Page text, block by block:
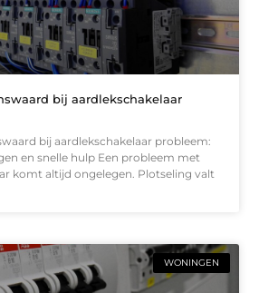
bij aardlekschakelaar
bij aardlekschakelaar probleem:
en snelle hulp Een probleem met
komt altijd ongelegen. Plotseling valt
WONINGEN